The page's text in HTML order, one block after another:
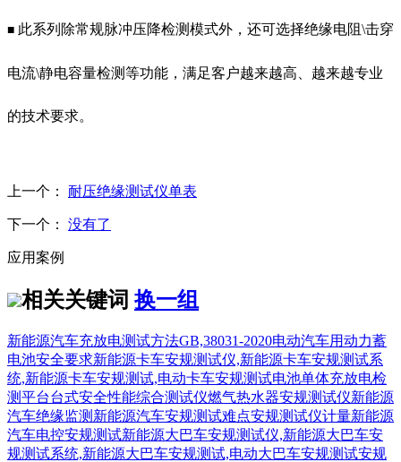
■ 此系列除常规脉冲压降检测模式外，还可选择绝缘电阻\击穿
电流\静电容量检测等功能，满足客户越来越高、越来越专业
的技术要求。
上一个： 耐压绝缘测试仪单表
下一个： 没有了
应用案例
相关关键词 换一组
新能源汽车充放电测试方法GB,38031-2020电动汽车用动力蓄
电池安全要求新能源卡车安规测试仪,新能源卡车安规测试系
统,新能源卡车安规测试,电动卡车安规测试电池单体充放电检
测平台台式安全性能综合测试仪燃气热水器安规测试仪新能源
汽车绝缘监测 新能源汽车安规测试难点安规测试仪计量新能源
汽车电控安规测试新能源大巴车安规测试仪,新能源大巴车安
规测试系统,新能源大巴车安规测试,电动大巴车安规测试安规